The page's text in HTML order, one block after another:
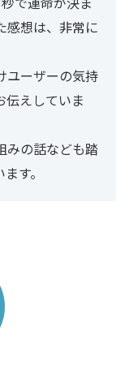
感想は、非常に
ユーザーの気持
伝えしていま
みの話なども踏
す。